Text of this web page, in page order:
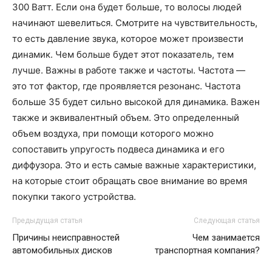
300 Ватт. Если она будет больше, то волосы людей
начинают шевелиться. Смотрите на чувствительность,
то есть давление звука, которое может произвести
динамик. Чем больше будет этот показатель, тем
лучше. Важны в работе также и частоты. Частота —
это тот фактор, где проявляется резонанс. Частота
больше 35 будет сильно высокой для динамика. Важен
также и эквивалентный объем. Это определенный
объем воздуха, при помощи которого можно
сопоставить упругость подвеса динамика и его
диффузора. Это и есть самые важные характеристики,
на которые стоит обращать свое внимание во время
покупки такого устройства.
Предыдущая статья
Причины неисправностей
автомобильных дисков
Следующая статья
Чем занимается
транспортная компания?